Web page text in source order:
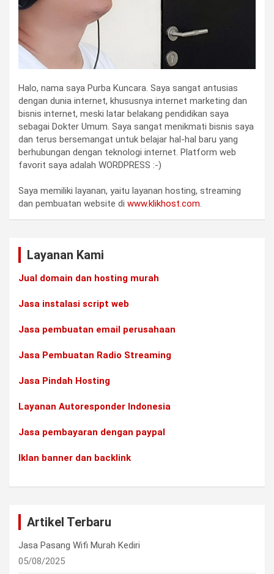
Halo, nama saya Purba Kuncara. Saya sangat antusias
dengan dunia internet, khususnya internet marketing dan
bisnis internet, meski latar belakang pendidikan saya
sebagai Dokter Umum. Saya sangat menikmati bisnis saya
dan terus bersemangat untuk belajar hal-hal baru yang
berhubungan dengan teknologi internet. Platform web
favorit saya adalah WORDPRESS :-)
Saya memiliki layanan, yaitu layanan hosting, streaming
dan pembuatan website di www.klikhost.com.
Layanan Kami
Jual domain dan hosting murah
Jasa instalasi script web
Jasa pembuatan email perusahaan
Jasa Pembuatan Radio Streaming
Jasa Pindah Hosting
Layanan Autoresponder Indonesia
Jasa pembayaran dengan paypal
Iklan banner dan backlink
Artikel Terbaru
Jasa Pasang Wifi Murah Kediri
05/08/2025